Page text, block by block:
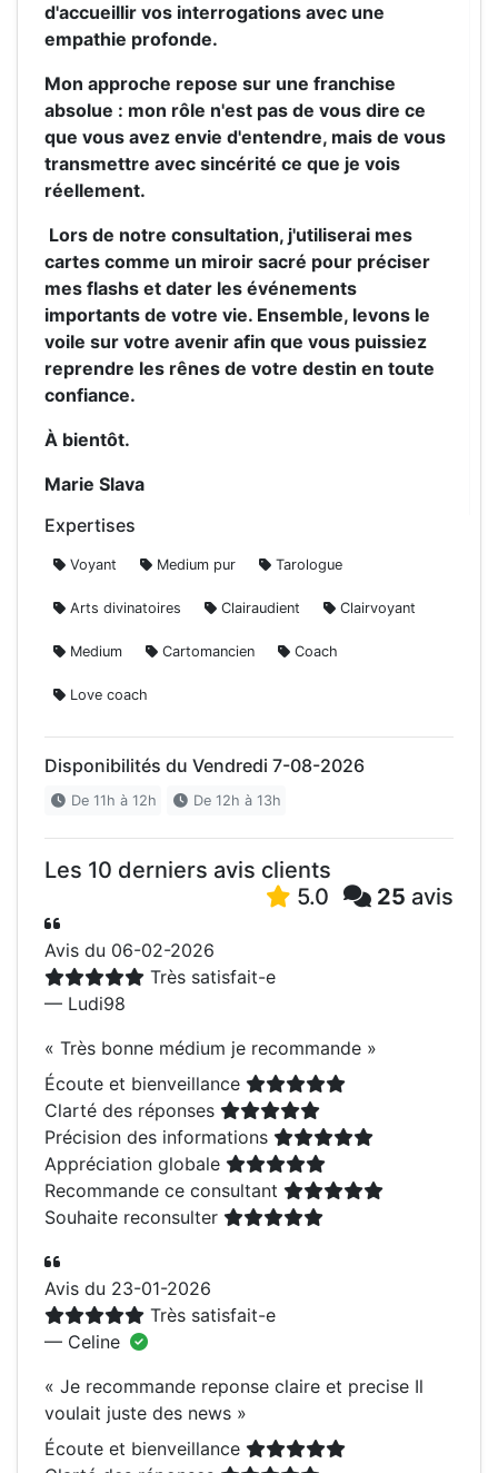
d'accueillir vos interrogations avec une
empathie profonde.
Mon approche repose sur une franchise
absolue : mon rôle n'est pas de vous dire ce
que vous avez envie d'entendre, mais de vous
transmettre avec sincérité ce que je vois
réellement.
Lors de notre consultation, j'utiliserai mes
cartes comme un miroir sacré pour préciser
mes flashs et dater les événements
importants de votre vie. Ensemble, levons le
voile sur votre avenir afin que vous puissiez
reprendre les rênes de votre destin en toute
confiance.
À bientôt.
Marie Slava
Expertises
Voyant Medium pur Tarologue
Arts divinatoires Clairaudient Clairvoyant
Medium Cartomancien Coach
Love coach
Disponibilités du Vendredi 7-08-2026
De 11h à 12h De 12h à 13h
Les 10 derniers avis clients
5.0
25 avis
Avis du 06-02-2026
Très satisfait-e
— Ludi98
« Très bonne médium je recommande »
Écoute et bienveillance
Clarté des réponses
Précision des informations
Appréciation globale
Recommande ce consultant
Souhaite reconsulter
Avis du 23-01-2026
Très satisfait-e
— Celine
« Je recommande reponse claire et precise Il
voulait juste des news »
Écoute et bienveillance